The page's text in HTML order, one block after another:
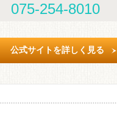
075-254-8010
公式サイトを詳しく見る